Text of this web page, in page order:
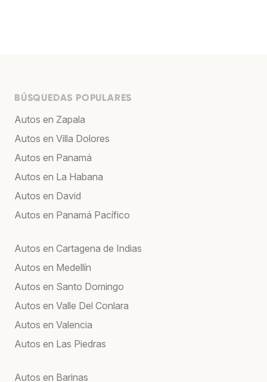
BÚSQUEDAS POPULARES
Autos en Zapala
Autos en Villa Dolores
Autos en Panamá
Autos en La Habana
Autos en David
Autos en Panamá Pacífico
Autos en Cartagena de Indias
Autos en Medellín
Autos en Santo Domingo
Autos en Valle Del Conlara
Autos en Valencia
Autos en Las Piedras
Autos en Barinas